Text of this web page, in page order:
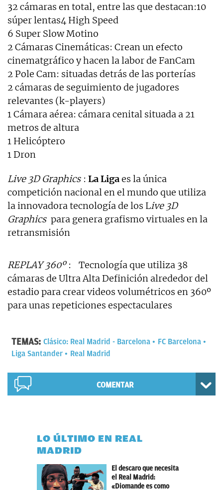
32 cámaras en total, entre las que destacan:10
súper lentas4 High Speed
6 Super Slow Motino
2 Cámaras Cinemáticas: Crean un efecto
cinematgráfico y hacen la labor de FanCam
2 Pole Cam: situadas detrás de las porterías
2 cámaras de seguimiento de jugadores
relevantes (k-players)
1 Cámara aérea: cámara cenital situada a 21
metros de altura
1 Helicóptero
1 Dron
Live 3D Graphics : La Ligaes la única
competición nacional en el mundo que utiliza
la innovadora tecnología de los Live 3D
Graphics para genera grafismo virtuales en la
retransmisión
REPLAY 360º : Tecnología que utiliza 38
cámaras de Ultra Alta Definición alrededor del
estadio para crear videos volumétricos en 360º
para unas repeticiones espectaculares
TEMAS: Clásico: Real Madrid - Barcelona
FC Barcelona
Liga Santander
Real Madrid
COMENTAR
LO ÚLTIMO EN REAL
MADRID
El descaro que necesita
el Real Madrid:
«Diomande es como